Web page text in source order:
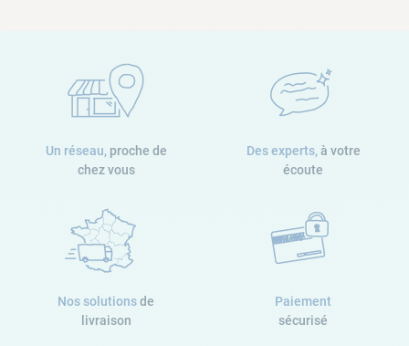
Un réseau, proche de
chez vous
Des experts, à votre
écoute
Nos solutionsde
livraison
Paiement
sécurisé